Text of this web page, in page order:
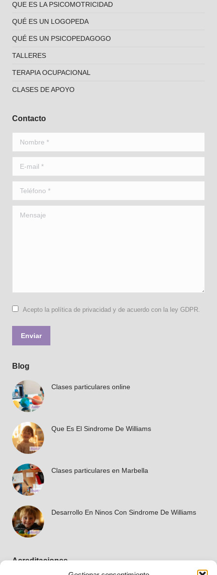
QUE ES LA PSICOMOTRICIDAD
QUÉ ES UN LOGOPEDA
QUÉ ES UN PSICOPEDAGOGO
TALLERES
TERAPIA OCUPACIONAL
CLASES DE APOYO
Contacto
Nombre *
E-mail *
Teléfono *
Mensaje
Acepto la política de privacidad y de acuerdo con la ley GDPR.
Enviar
Blog
Clases particulares online
Que Es El Sindrome De Williams
Clases particulares en Marbella
Desarrollo En Ninos Con Sindrome De Williams
Acreditaciones